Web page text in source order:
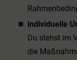
individuelle
Du stehst im
die